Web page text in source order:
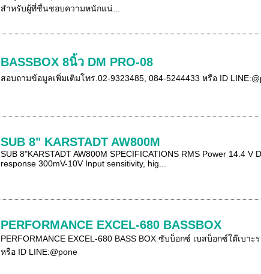
สำหรับผู้ที่ชื่นชอบความหนักแน่...
BASSBOX 8นิ้ว DM PRO-08
สอบถามข้อมูลเพิ่มเติมโทร.02-9323485, 084-5244433 หรือ ID
SUB 8" KARSTADT AW800M
SUB 8"KARSTADT AW800M SPECIFICATIONS RMS Power 14.4
response 300mV-10V Input sensitivity, hig...
PERFORMANCE EXCEL-680 BASSBOX
PERFORMANCE EXCEL-680 BASS BOX ซับบ็อกซ์ เบสบ็อกซ์ใต๊เบ
หรือ ID LINE:@pone